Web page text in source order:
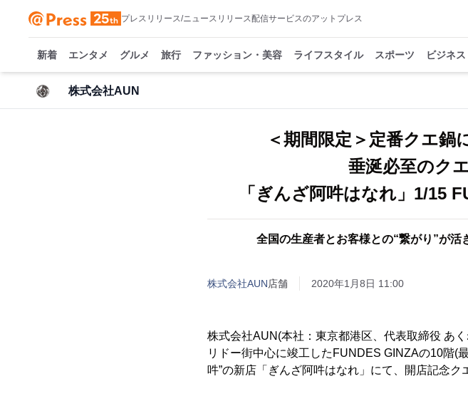
プレスリリース/ニュースリリース配信サービスのアットプレス
新着 エンタメ グルメ 旅行 ファッション・美容 ライフスタイル スポーツ ビジネス
株式会社AUN
＜期間限定＞定番クエ
垂涎必至のク
「ぎんざ阿吽はなれ」1/15
全国の生産者とお客様との“繋がり”が
株式会社AUN店舗 2020年1月8日 11:00
株式会社AUN(本社：東京都港区、代表取締役 あ
リドー街中心に竣工したFUNDES GINZAの10階(
吽”の新店「ぎんざ阿吽はなれ」にて、開店記念ク